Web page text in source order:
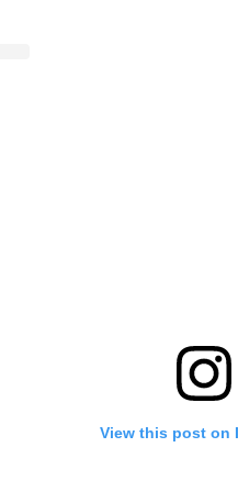
View this post on